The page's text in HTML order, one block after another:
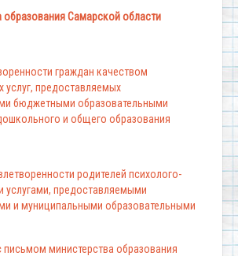
образования Самарской области
граждан качеством
услуг, предоставляемых
бюджетными образовательными
и общего образования
родителей психолого-
услугами, предоставляемыми
и муниципальными образовательными
письмом министерства образования